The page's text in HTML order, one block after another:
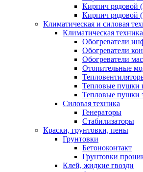
Кирпич рядовой
Кирпич рядовой
Климатическая и силовая
Климатическая техника
Обогреватели
Обогреватели
Обогреватели
Отопительные
Тепловые пушки
Тепловые пушки
Силовая техника
Генераторы
Стабилизаторы
Краски, грунтовки, пены
Грунтовки
Бетоноконтакт
Грунтовки
Клей, жидкие гвозди